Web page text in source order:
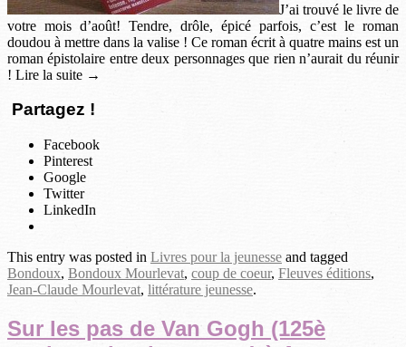
J’ai trouvé le livre de
votre mois d’août! Tendre, drôle, épicé parfois, c’est le roman
doudou à mettre dans la valise ! Ce roman écrit à quatre mains est un
roman épistolaire entre deux personnages que rien n’aurait du réunir
! Lire la suite →
Partagez !
Facebook
Pinterest
Google
Twitter
LinkedIn
This entry was posted in Livres pour la jeunesse and tagged
Bondoux, Bondoux Mourlevat, coup de coeur, Fleuves éditions,
Jean-Claude Mourlevat, littérature jeunesse.
Sur les pas de Van Gogh (125è